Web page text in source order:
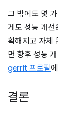
그 밖에도 몇
게도 성능 개선
확해지고 자체
면 향후 성능
gerrit 프로필
결론